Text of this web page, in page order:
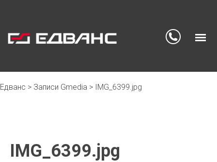
Skip
Едванс > Записи Gmedia > IMG_6399.jpg
IMG_6399.jpg